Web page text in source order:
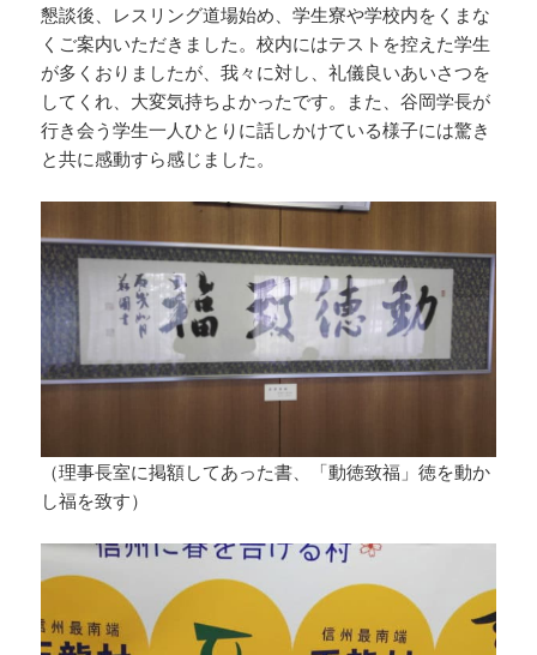
懇談後、レスリング道場始め、学生寮や学校内をくまな
くご案内いただきました。校内にはテストを控えた学生
が多くおりましたが、我々に対し、礼儀良いあいさつを
してくれ、大変気持ちよかったです。また、谷岡学長が
行き会う学生一人ひとりに話しかけている様子には驚き
と共に感動すら感じました。
（理事長室に掲額してあった書、「動徳致福」徳を動か
し福を致す）